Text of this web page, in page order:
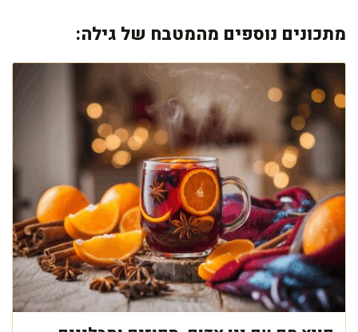
מתכונים נוספים מהמטבח של גילה: